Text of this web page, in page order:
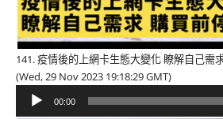
141. 疫情後的上網卡生態大變化 瞭解自己需
(Wed, 29 Nov 2023 19:18:29 GMT)
00:00